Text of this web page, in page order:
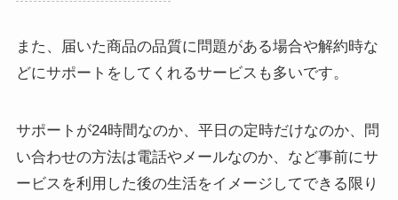
また、届いた商品の品質に問題がある場合や解約時な
どにサポートをしてくれるサービスも多いです。
サポートが24時間なのか、平日の定時だけなのか、問
い合わせの方法は電話やメールなのか、など事前にサ
ービスを利用した後の生活をイメージしてできる限り